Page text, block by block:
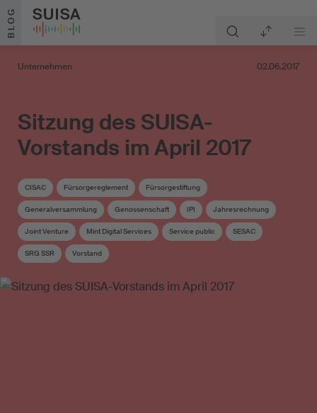
Zum Inhalt springen
BLOG
Unternehmen 02.06.2017
Sitzung des SUISA-
Vorstands im April 2017
CISAC Fürsorgereglement Fürsorgestiftung
Generalversammlung Genossenschaft IPI Jahresrechnung
Joint Venture Mint Digital Services Service public SESAC
SRG SSR Vorstand